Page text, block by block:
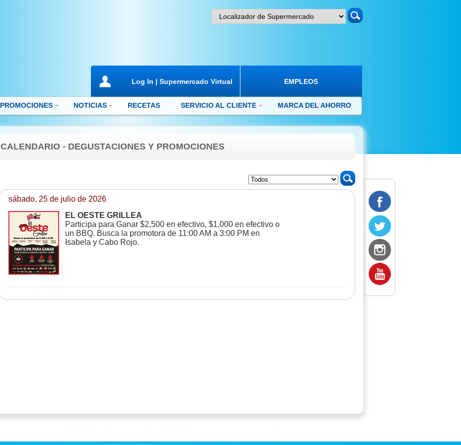
search
Log In | Supermercado Virtual EMPLEOS
PROMOCIONES NOTICIAS RECETAS SERVICIO AL CLIENTE MARCA DEL AHORRO
CALENDARIO - DEGUSTACIONES Y PROMOCIONES
search
sábado, 25 de julio de 2026
EL OESTE GRILLEA
Participa para Ganar $2,500 en efectivo, $1,000 en efectivo o
un BBQ. Busca la promotora de 11:00 AM a 3:00 PM en
Isabela y Cabo Rojo.